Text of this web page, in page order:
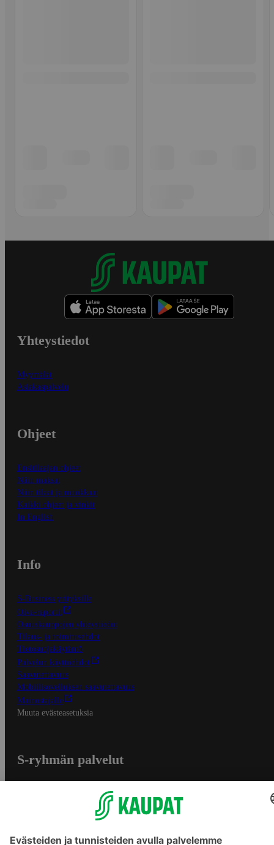
Yhteystiedot
Myymälät
Asiakaspalvelu
Ohjeet
Ensitilaajan ohjeet
Näin maksat
Näin tilaat ja muokkaat
Kaikki ohjeet ja vinkit
In English
Info
S-Business yrityksille
Oiva-raportit
Osuuskauppojen yhteystiedot
Tilaus- ja toimitusehdot
Tietosuojakäytäntö
Palvelun käyttöehdot
Saavutettavuus
Mobiilisovelluksen saavutettavuus
Mainostajalle
Muuta evästeasetuksia
S-ryhmän palvelut
Yhteishyvä Ruoka -sovellus
S-ostoslista -sovellus